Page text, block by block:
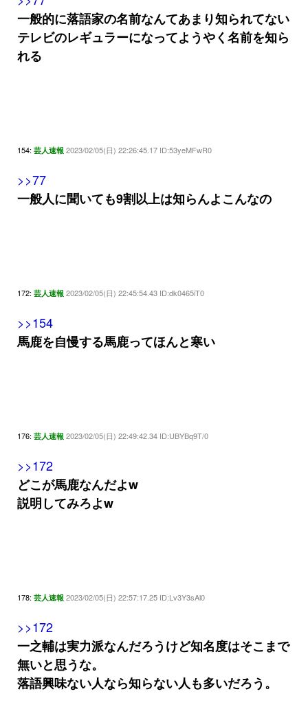
一般的に落語家の名前なんてあまり知られてない
テレビのレギュラーになってようやく名前を知ら
れる
154: 芸人速報 2023/02/05(日) 22:26:45.17 ID:53yeMFwR0
>>77
一般人に聞いても9割以上は知らんよこんなの
172: 芸人速報 2023/02/05(日) 22:45:54.43 ID:dk0465iT0
>>154
馬鹿を自慢する馬鹿ってほんと寒い
176: 芸人速報 2023/02/05(日) 22:49:42.34 ID:UBYBq9T/0
>>172
どこが馬鹿なんだよw
説明してみろよw
178: 芸人速報 2023/02/05(日) 22:57:17.25 ID:Lv3Y3sAl0
>>172
一之輔は実力派なんだろうけど知名度はそこまで
無いと思うな。
落語興味ない人なら知らない人も多いだろう。